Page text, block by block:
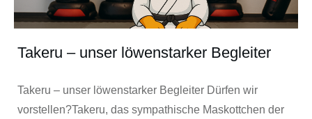
Takeru – unser löwenstarker Begleiter
Takeru – unser löwenstarker Begleiter Dürfen wir
vorstellen?Takeru​, das sympathische Maskottchen der